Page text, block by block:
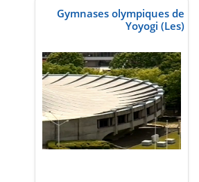
Gymnases olympiques de
Yoyogi (Les)